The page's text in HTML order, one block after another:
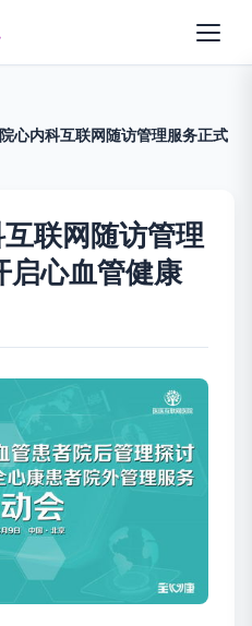
心内科互联网随访管理服务正式
联网随访管理
启心血管健康